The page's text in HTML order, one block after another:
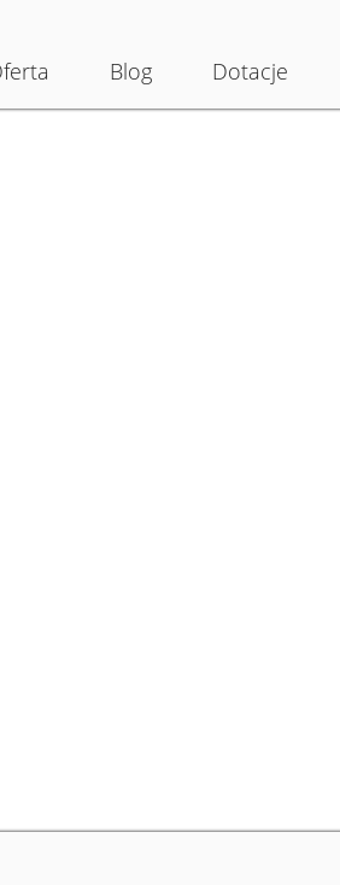
Blog Dotacje